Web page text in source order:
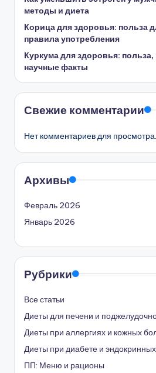
методы и диета
Корица для здоровья: польза
правила употребления
Куркума для здоровья:
научные факты
Свежие комментарии
Нет комментариев для просмотра.
Архивы
Февраль 2026
Январь 2026
Рубрики
Все статьи
Диеты для печени и
Диеты при аллергиях и кожных
Диеты при диабете и
ПП: Меню и рационы